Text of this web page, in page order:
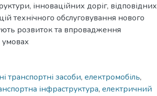
інноваційних доріг, відповідних
технічного обслуговування нового
розвиток та впровадження
умовах
транспортні засоби, електромобіль,
інфраструктура, електричний